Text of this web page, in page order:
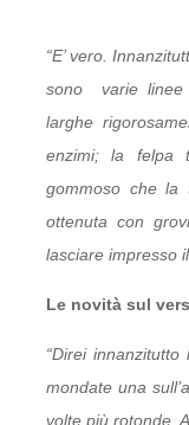
“E’ vero.
sono varie linee
larghe
enzimi; la felpa
gommoso che la
ottenuta con
lasciare impresso
Le novità sul
“Direi
mondate una
volte più rotonde.